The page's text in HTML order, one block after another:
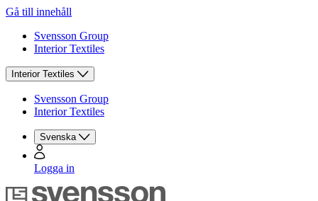
Gå till innehåll
Svensson Group
Interior Textiles
Interior Textiles
Svensson Group
Interior Textiles
Svenska
Logga in